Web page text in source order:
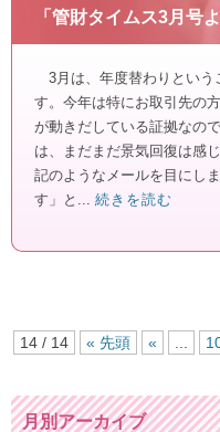
「管財タイムス3月号よ
3月は、年度替わりという
す。今年は特にお取引先の
が動きだしている証拠なの
は、まだまだ景気回復は感
記のようなメールを目にし
す」と... 続きを読む
14 / 14 « 先頭 «
月別アーカイブ